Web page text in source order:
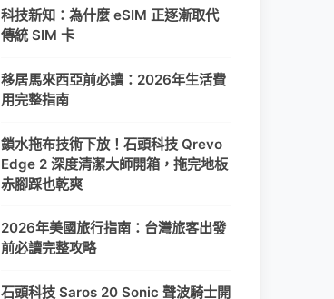
科技新知：為什麼 eSIM 正逐漸取代
傳統 SIM 卡
移居馬來西亞前必讀：2026年生活費
用完整指南
鎖水拖布技術下放！石頭科技 Qrevo
Edge 2 深度清潔大師開箱，拖完地板
赤腳踩也乾爽
2026年美國旅行指南：台灣旅客出發
前必讀完整攻略
石頭科技 Saros 20 Sonic 聲波騎士開